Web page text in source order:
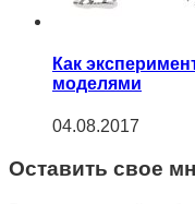
Как
моделями
04.08.2017
Оставить свое